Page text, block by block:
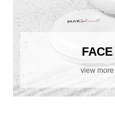
FACE
view more